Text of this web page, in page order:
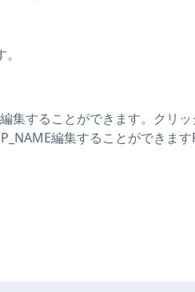
集することができます。クリッ
編集することができます